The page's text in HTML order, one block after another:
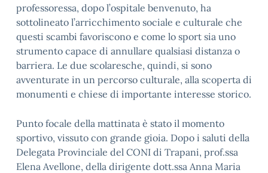
professoressa, dopo l’ospitale benvenuto, ha
sottolineato l’arricchimento sociale e culturale che
questi scambi favoriscono e come lo sport sia uno
strumento capace di annullare qualsiasi distanza o
barriera. Le due scolaresche, quindi, si sono
avventurate in un percorso culturale, alla scoperta di
monumenti e chiese di importante interesse storico.
Punto focale della mattinata è stato il momento
sportivo, vissuto con grande gioia. Dopo i saluti della
Delegata Provinciale del CONI di Trapani, prof.ssa
Elena Avellone, della dirigente dott.ssa Anna Maria